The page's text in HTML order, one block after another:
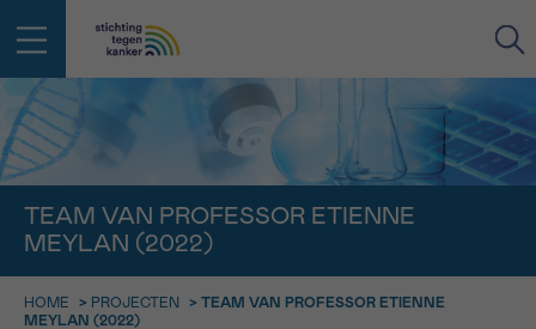
TEAM VAN PROFESSOR ETIENNE
MEYLAN (2022)
HOME > PROJECTEN > TEAM VAN PROFESSOR ETIENNE
MEYLAN (2022)
NAAM
IN DE STRIJD TEGEN KANKER STA
Professionele medewerkers beantwoorden je vragen
geen enkele diagnose
TERUG
Afspraak Vraag Gegevens Bevestiging